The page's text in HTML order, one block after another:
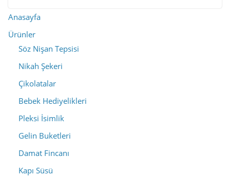
Anasayfa
Ürünler
Söz Nişan Tepsisi
Nikah Şekeri
Çikolatalar
Bebek Hediyelikleri
Pleksi İsimlik
Gelin Buketleri
Damat Fincanı
Kapı Süsü